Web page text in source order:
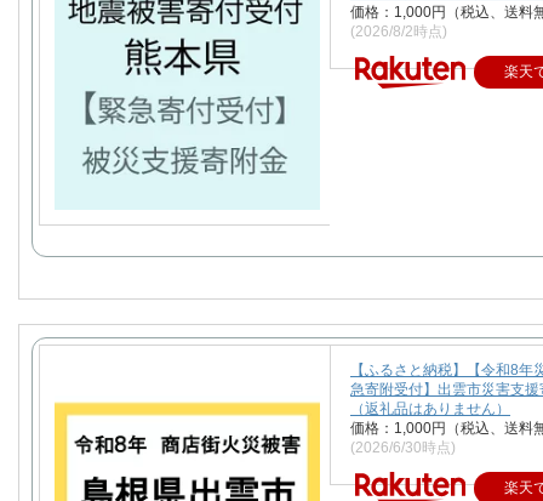
価格：1,000円（税込、送料
(2026/8/2時点)
楽天
【ふるさと納税】【令和8年
急寄附受付】出雲市災害支援
（返礼品はありません）
価格：1,000円（税込、送料
(2026/6/30時点)
楽天